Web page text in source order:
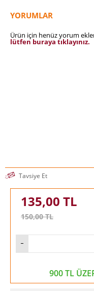
Nabizade Nâzım’dan
YORUMLAR
Ürün için henüz yorum
lütfen buraya tıklayınız.
Tavsiye Et
135,00 TL
150,00TL
900 TL